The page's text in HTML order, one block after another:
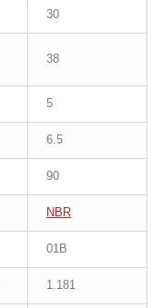
30
38
5
6.5
90
NBR
01B
1.181